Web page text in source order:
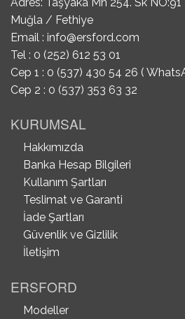
Muğla / Fethiye
Email : info@ersford.com
Tel : 0 (252) 612 53 01
Cep 1 : 0 (537) 430 54 26 (
Cep 2 : 0 (537) 353 63 32
KURUMSAL
Hakkımızda
Banka Hesap Bilgileri
Kullanım Şartları
Teslimat ve Garanti
İade Şartları
Güvenlik ve Gizlilik
İletişim
ERSFORD
Modeller